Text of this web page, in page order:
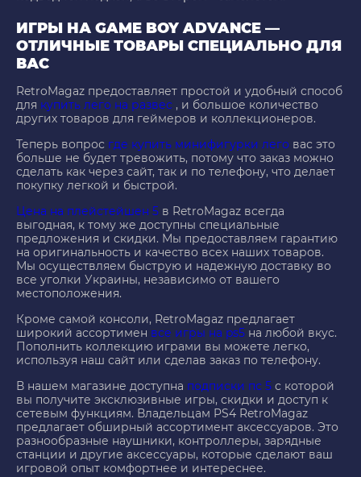
ИГРЫ НА GAME BOY ADVANCE —
ОТЛИЧНЫЕ ТОВАРЫ СПЕЦИАЛЬНО ДЛЯ
ВАС
RetroMagaz предоставляет простой и удобный способ
для купить лего на развес , и большое количество
других товаров для геймеров и коллекционеров.
Теперь вопрос где купить минифигурки лего вас это
больше не будет тревожить, потому что заказ можно
сделать как через сайт, так и по телефону, что делает
покупку легкой и быстрой.
Цена на плейстейшен 5 в RetroMagaz всегда
выгодная, к тому же доступны специальные
предложения и скидки. Мы предоставляем гарантию
на оригинальность и качество всех наших товаров.
Мы осуществляем быструю и надежную доставку во
все уголки Украины, независимо от вашего
местоположения.
Кроме самой консоли, RetroMagaz предлагает
широкий ассортимен все игры на ps5 на любой вкус.
Пополнить коллекцию играми вы можете легко,
используя наш сайт или сделав заказ по телефону.
В нашем магазине доступна подписки пс 5 с которой
вы получите эксклюзивные игры, скидки и доступ к
сетевым функциям. Владельцам PS4 RetroMagaz
предлагает обширный ассортимент аксессуаров. Это
разнообразные наушники, контроллеры, зарядные
станции и другие аксессуары, которые сделают ваш
игровой опыт комфортнее и интереснее.